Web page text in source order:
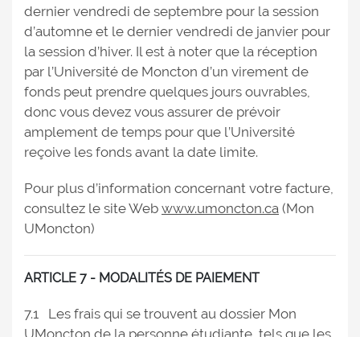
dernier vendredi de septembre pour la session
d’automne et le dernier vendredi de janvier pour
la session d’hiver. Il est à noter que la réception
par l’Université de Moncton d’un virement de
fonds peut prendre quelques jours ouvrables,
donc vous devez vous assurer de prévoir
amplement de temps pour que l’Université
reçoive les fonds avant la date limite.
Pour plus d’information concernant votre facture,
consultez le site Web www.umoncton.ca (Mon
UMoncton)
ARTICLE 7 - MODALITÉS DE PAIEMENT
7.1 Les frais qui se trouvent au dossier Mon
UMoncton de la personne étudiante, tels que les